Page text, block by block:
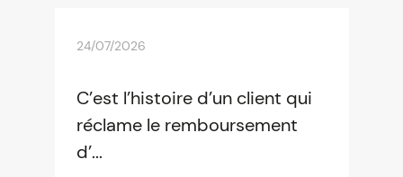
24/07/2026
C’est l’histoire d’un client qui
réclame le remboursement
d’...